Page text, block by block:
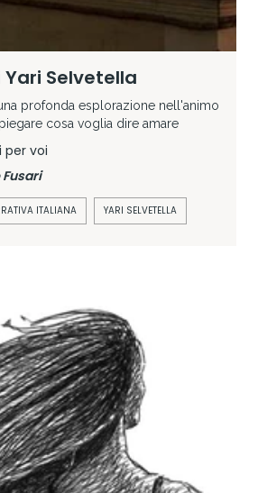
Selvetella
profonda esplorazione nell'animo
cosa voglia dire amare
per voi
ITALIANA YARI SELVETELLA